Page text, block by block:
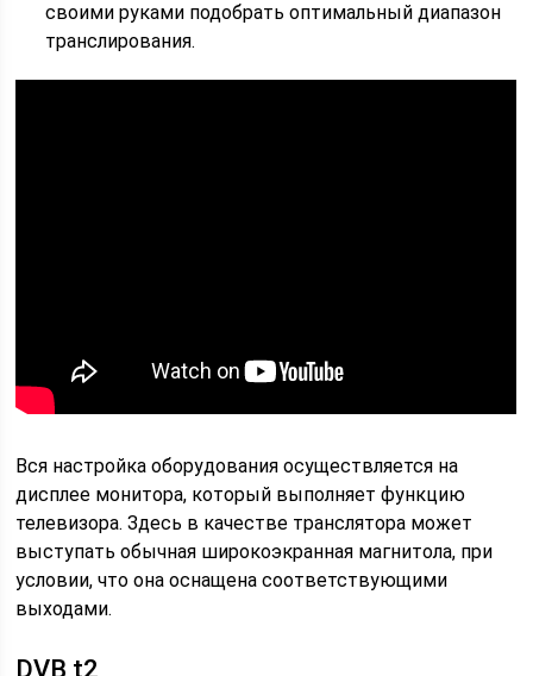
своими руками подобрать оптимальный диапазон
транслирования.
Вся настройка оборудования осуществляется на
дисплее монитора, который выполняет функцию
телевизора. Здесь в качестве транслятора может
выступать обычная широкоэкранная магнитола, при
условии, что она оснащена соответствующими
выходами.
DVB t2